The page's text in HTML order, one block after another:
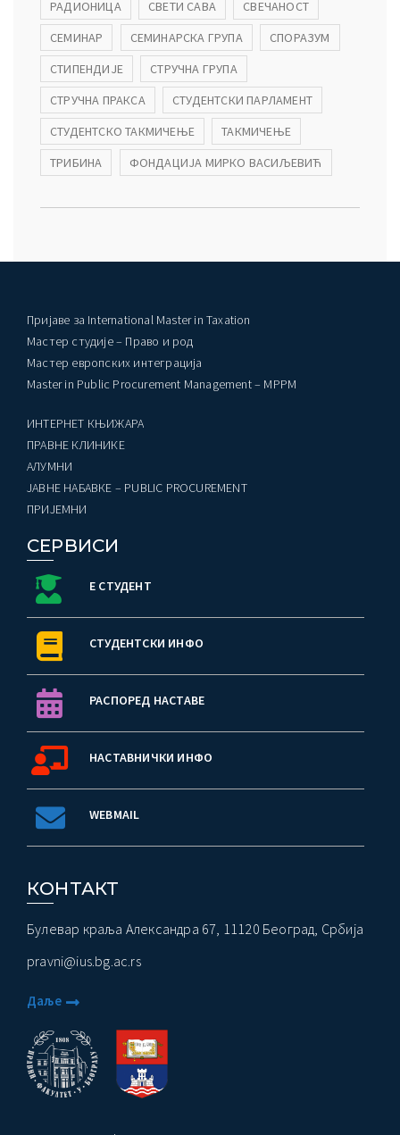
РАДИОНИЦА
СВЕТИ САВА
СВЕЧАНОСТ
СЕМИНАР
СЕМИНАРСКА ГРУПА
СПОРАЗУМ
СТИПЕНДИЈЕ
СТРУЧНА ГРУПА
СТРУЧНА ПРАКСА
СТУДЕНТСКИ ПАРЛАМЕНТ
СТУДЕНТСКО ТАКМИЧЕЊЕ
ТАКМИЧЕЊЕ
ТРИБИНА
ФОНДАЦИЈА МИРКО ВАСИЉЕВИЋ
Пријаве за International Master in Taxation
Мастер студије – Право и род
Мастер европских интеграција
Master in Public Procurement Management – MPPM
ИНТЕРНЕТ КЊИЖАРА
ПРАВНЕ КЛИНИКЕ
AЛУМНИ
ЈАВНЕ НАБАВКЕ – PUBLIC PROCUREMENT
ПРИЈЕМНИ
СЕРВИСИ
Е СТУДЕНТ
СТУДЕНТСКИ ИНФО
РАСПОРЕД НАСТАВЕ
НАСТАВНИЧКИ ИНФО
WEBMAIL
КОНТАКТ
Булевар краља Александра 67, 11120 Београд, Србија
pravni@ius.bg.ac.rs
Даље